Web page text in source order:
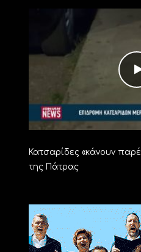
Κατσαρίδες «κάνουν
της Πάτρας